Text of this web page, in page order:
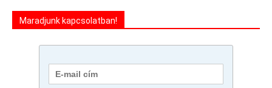
Maradjunk kapcsolatban!